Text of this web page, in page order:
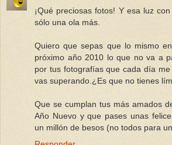
¡Qué preciosas fotos! Y esa luz
sólo una ola más.
Quiero que sepas que lo mismo
próximo año 2010 lo que no va a
por tus fotografías que cada día
vas superando.¿Es que no tienes
Que se cumplan tus más amados
Año Nuevo y que pases unas
un millón de besos (no todos para